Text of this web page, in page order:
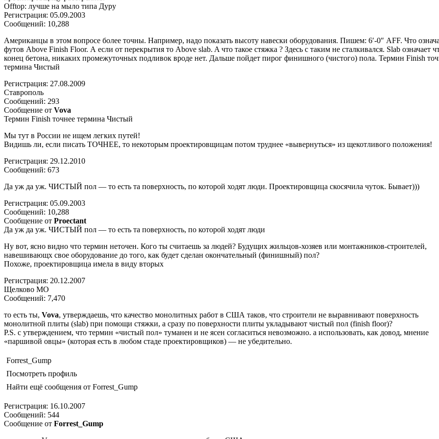
Offtop: лучше на мыло типа Дуру
Регистрация: 05.09.2003
Сообщений: 10,288
Американцы в этом вопросе более точны. Например, надо показать высоту навески оборудования. Пишем: 6′-0″ AFF. Что
футов Above Finish Floor. А если от перекрытия то Above slab. A что такое стяжка ? Здесь с таким не сталкивался. Slab означает
конец бетона, никаких промежуточных подливок вроде нет. Дальше пойдет пирог финишного (чистого) пола. Термин Finish
термина Чистый
Регистрация: 27.08.2009
Ставрополь
Сообщений: 293
Сообщение от Vova
Термин Finish точнее термина Чистый
Мы тут в России не ищем легких путей!
Видишь ли, если писать ТОЧНЕЕ, то некоторым проектировщицам потом труднее «вывернуться» из щекотливого положения!
Регистрация: 29.12.2010
Сообщений: 673
Да уж да уж. ЧИСТЫЙ пол — то есть та поверхность, по которой ходят люди. Проектировщица скосячила чуток. Бывает)))
Регистрация: 05.09.2003
Сообщений: 10,288
Сообщение от Proectant
Да уж да уж. ЧИСТЫЙ пол — то есть та поверхность, по которой ходят люди
Ну вот, ясно видно что термин неточен. Кого ты считаешь за людей? Будущих жильцов-хозяев или монтажников-строителей,
навешивающх свое оборудование до того, как будет сделан окончательный (финишный) пол?
Похоже, проектировщица имела в виду вторых
Регистрация: 20.12.2007
Щелково МО
Сообщений: 7,470
то есть ты, Vova, утверждаешь, что качество монолитных работ в США таков, что строители не выравнивают поверхность
монолитной плиты (slab) при помощи стяжки, а сразу по поверхности плиты укладывают чистый пол (finish floor)?
P.S. с утверждением, что термин «чистый пол» туманен и не ясен согласиться невозможно. а использовать, как довод, мнение
«паршивой овцы» (которая есть в любом стаде проектировщиков) — не убедительно.
Forrest_Gump
Посмотреть профиль
Найти ещё сообщения от Forrest_Gump
Регистрация: 16.10.2007
Сообщений: 544
Сообщение от Forrest_Gump